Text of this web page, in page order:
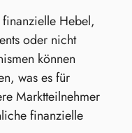
finanzielle Hebel,
oder nicht
können
was es für
Marktteilnehmer
finanzielle